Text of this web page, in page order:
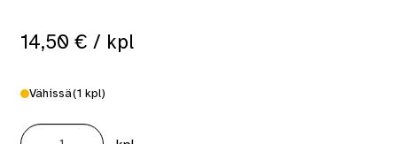
14,50 € / kpl
Vähissä(1 kpl)
Kirjain
B